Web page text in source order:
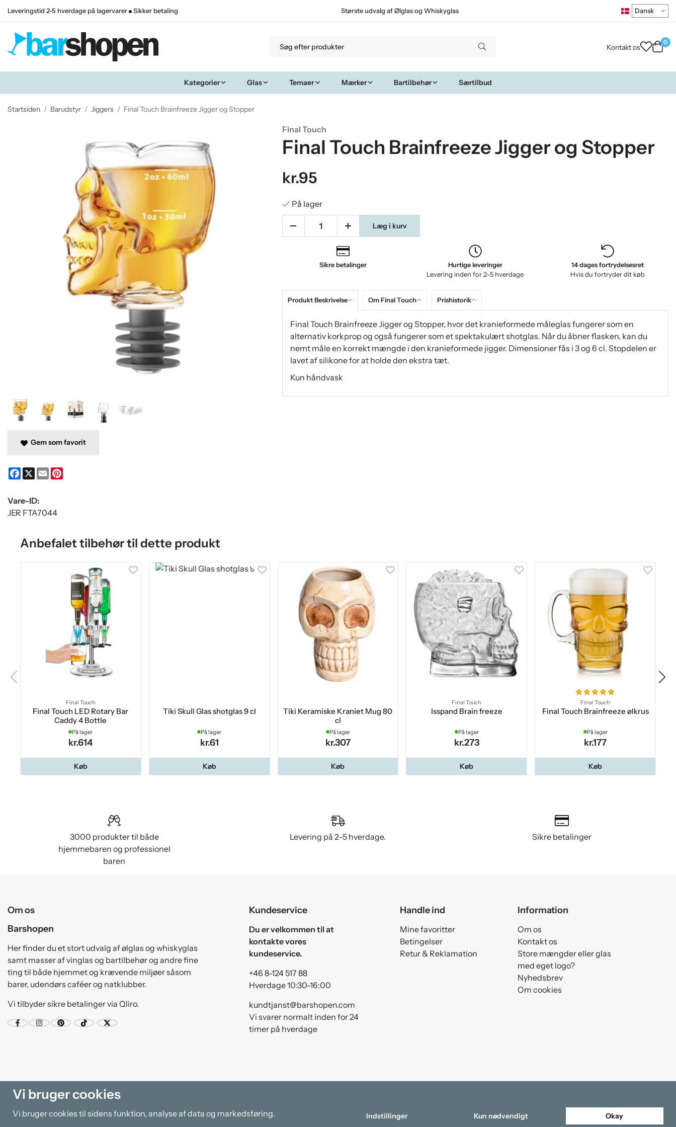
Leveringstid 2-5 hverdage på lagervarer Sikker betaling Største udvalg af Ølglas og Whiskyglas
Kontakt os
0
Kategorier Glas Temaer Mærker Bartilbehør Særtilbud
Startsiden / Barudstyr / Jiggers / Final Touch Brainfreeze Jigger og Stopper
Final Touch
Final Touch Brainfreeze Jigger og Stopper
kr.95
På lager
Læg i kurv
Sikre betalinger
Hurtige leveringer
Levering inden for 2–5 hverdage
14 dages fortrydelsesret
Hvis du fortryder dit køb
Produkt Beskrivelse Om Final Touch Prishistorik
Final Touch Brainfreeze Jigger og Stopper, hvor det kranieformede måleglas fungerer som en
alternativ korkprop og også fungerer som et spektakulært shotglas. Når du åbner flasken, kan du
nemt måle en korrekt mængde i den kranieformede jigger. Dimensioner fås i 3 og 6 cl. Stopdelen er
lavet af silikone for at holde den ekstra tæt.
Kun håndvask
Gem som favorit
Facebook
X Email
Vare-ID:
JER FTA7044
Anbefalet tilbehør til dette produkt
Final Touch
Final Touch LED Rotary Bar
Caddy 4 Bottle
På lager
kr.614
Køb
Tiki Skull Glas shotglas 9 cl
På lager
kr.61
Køb
Tiki Keramiske Kraniet Mug 80
cl
På lager
kr.307
Køb
Final Touch
Isspand Brain freeze
På lager
kr.273
Køb
Final Touch
Final Touch Brainfreeze ølkrus
På lager
kr.177
Køb
3000 produkter til både
hjemmebaren og professionel
baren
Levering på 2–5 hverdage. Sikre betalinger
Om os
Barshopen
Her finder du et stort udvalg af ølglas og whiskyglas
samt masser af vinglas og bartilbehør og andre fine
ting til både hjemmet og krævende miljøer såsom
barer, udendørs caféer og natklubber.
Vi tilbyder sikre betalinger via Qliro.
Kundeservice
Du er velkommen til at
kontakte vores
kundeservice.
+46 8-124 517 88
Hverdage 10:30-16:00
kundtjanst@barshopen.com
Vi svarer normalt inden for 24
timer på hverdage
Handle ind
Mine favoritter
Betingelser
Retur & Reklamation
Information
Om os
Kontakt os
Store mængder eller glas
med eget logo?
Nyhedsbrev
Om cookies
Vi bruger cookies
Vi bruger cookies til sidens funktion, analyse af data og markedsføring. Indstillinger Kun nødvendigt Okay